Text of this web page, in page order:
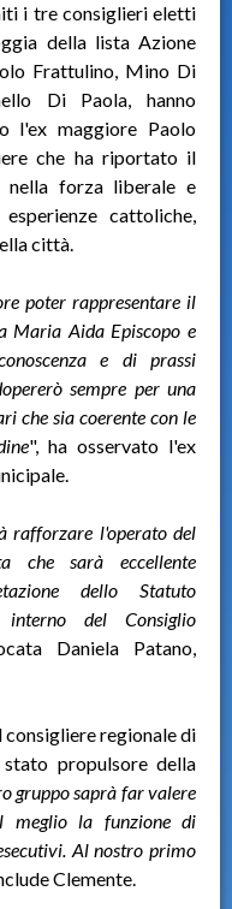
i tre consiglieri eletti
della lista Azione
Frattulino, Mino Di
Di Paola, hanno
l'ex maggiore Paolo
che ha riportato il
nella forza liberale e
cattoliche,
città.
poter rappresentare il
Maria Aida Episcopo e
e di prassi
sempre per una
che sia coerente con le
", ha osservato l'ex
rafforzare l'operato del
che sarà eccellente
dello Statuto
del Consiglio
Daniela Patano,
regionale di
propulsore della
gruppo saprà far valere
meglio la funzione di
Al nostro primo
Clemente.